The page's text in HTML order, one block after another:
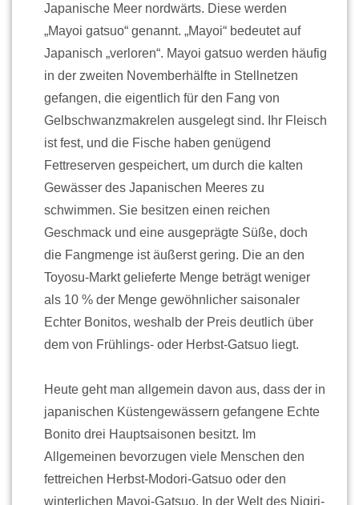
Japanische Meer nordwärts. Diese werden
„Mayoi gatsuo“ genannt. „Mayoi“ bedeutet auf
Japanisch „verloren“. Mayoi gatsuo werden häufig
in der zweiten Novemberhälfte in Stellnetzen
gefangen, die eigentlich für den Fang von
Gelbschwanzmakrelen ausgelegt sind. Ihr Fleisch
ist fest, und die Fische haben genügend
Fettreserven gespeichert, um durch die kalten
Gewässer des Japanischen Meeres zu
schwimmen. Sie besitzen einen reichen
Geschmack und eine ausgeprägte Süße, doch
die Fangmenge ist äußerst gering. Die an den
Toyosu-Markt gelieferte Menge beträgt weniger
als 10 % der Menge gewöhnlicher saisonaler
Echter Bonitos, weshalb der Preis deutlich über
dem von Frühlings- oder Herbst-Gatsuo liegt.
Heute geht man allgemein davon aus, dass der in
japanischen Küstengewässern gefangene Echte
Bonito drei Hauptsaisonen besitzt. Im
Allgemeinen bevorzugen viele Menschen den
fettreichen Herbst-Modori-Gatsuo oder den
winterlichen Mayoi-Gatsuo. In der Welt des Nigiri-